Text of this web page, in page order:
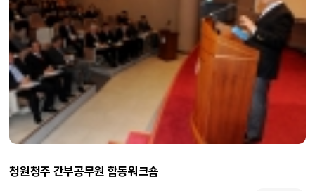
청원청주 간부공무원 합동워크숍